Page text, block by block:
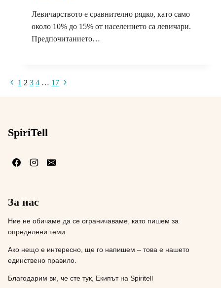
Левичарството е сравнително рядко, като само
около 10% до 15% от населението са левичари.
Предпочитанието…
Навигация
Предишна
1 2 3 4 … 17 Следваща
SpiriTell
За нас
Ние не обичаме да се ограничаваме, като пишем за
определени теми.
Ако нещо е интересно, ще го напишем – това е нашето
единствено правило.
Благодарим ви, че сте тук, Екипът на Spiritell